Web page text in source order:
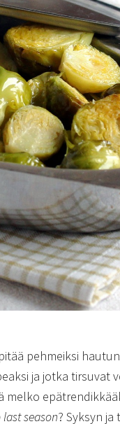
pehmeiksi
ja jotka tirsuvat
last season? Syksyn